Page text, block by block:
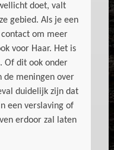
doet, valt
gebied. Als je een
om meer
voor Haar. Het is
Of dit ook onder
de meningen over
duidelijk zijn dat
een verslaving of
erdoor zal laten